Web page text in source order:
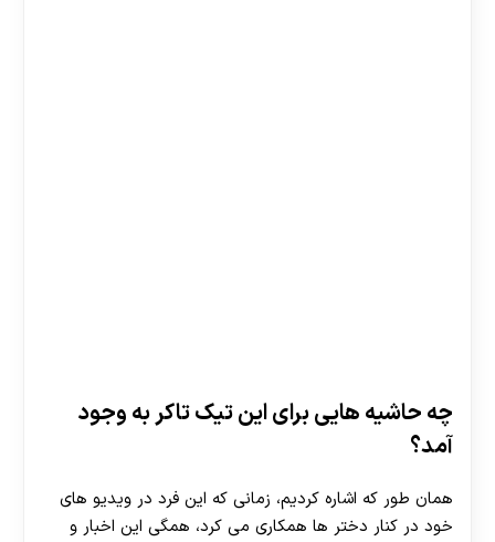
چه حاشیه هایی برای این تیک تاکر به وجود
آمد؟
همان طور که اشاره کردیم، زمانی که این فرد در ویدیو های
خود در کنار دختر ها همکاری می کرد، همگی این اخبار و